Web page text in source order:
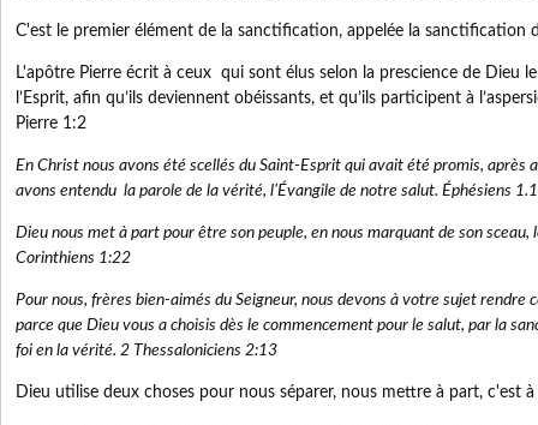
C'est le premier élément de la sanctification, appelée la sanctification
L'apôtre Pierre écrit à ceux qui sont élus selon la prescience de Dieu
l’Esprit, afin qu’ils deviennent obéissants, et qu’ils participent à
Pierre 1:2
En Christ nous avons été scellés du Saint-Esprit qui avait été promis, après
avons entendu la parole de la vérité, l’Évangile de notre salut. Éphésiens
Dieu nous met à part pour être son peuple, en nous marquant de son sceau,
Corinthiens 1:22
Pour nous, frères bien-aimés du Seigneur, nous devons à votre sujet rendre
parce que Dieu vous a choisis dès le commencement pour le salut, par la
foi en la vérité. 2 Thessaloniciens 2:13
Dieu utilise deux choses pour nous séparer, nous mettre à part, c'est